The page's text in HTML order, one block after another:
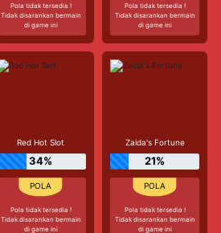
Pola tidak tersedia !
Tidak disarankan bermain
di game ini
Pola tidak tersedia !
Tidak disarankan bermain
di game ini
Red Hot Slot
34%
Pola tidak tersedia !
Tidak disarankan bermain
di game ini
Zaida's Fortune
21%
Pola tidak tersedia !
Tidak disarankan bermain
di game ini